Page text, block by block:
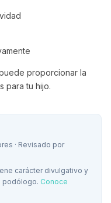
proporcionar la
para tu hijo.
· Revisado por
carácter divulgativo y
podólogo. Conoce